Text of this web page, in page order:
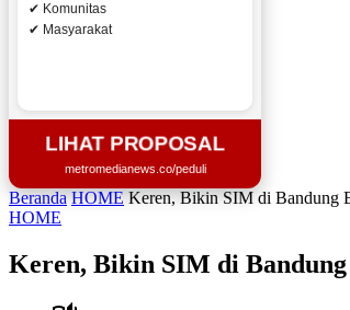
✔ Komunitas
✔ Masyarakat
LIHAT PROPOSAL
metromedianews.co/peduli
Beranda HOME Keren, Bikin SIM di Bandung
HOME
Keren, Bikin SIM di